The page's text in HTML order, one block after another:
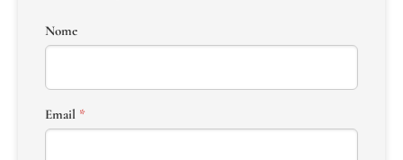
Nome
Email *